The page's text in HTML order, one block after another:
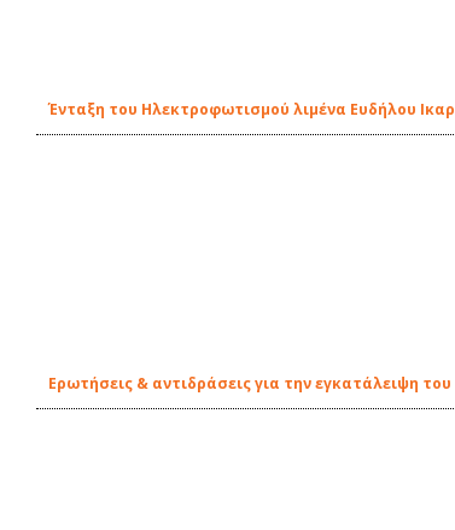
Ένταξη του Ηλεκτροφωτισμού λιμένα Ευδήλου
Ερωτήσεις & αντιδράσεις για την εγκατάλειψη